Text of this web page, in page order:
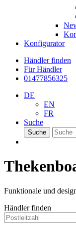
Konfigurator
Händler finden
Für Händler
01477856325
DE
EN
FR
Suche
Suche
Funktionale und
Händler finden